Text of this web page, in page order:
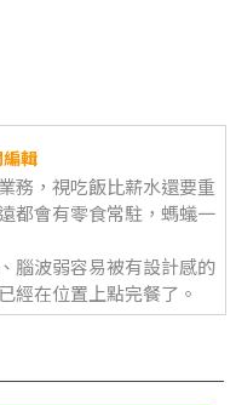
輯
務，視吃飯比薪水還要重
都會有零食常駐，螞蟻一
腦波弱容易被有設計感的
經在位置上點完餐了。